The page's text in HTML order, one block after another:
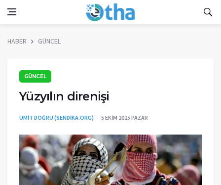
HABER GÜNCEL
GÜNCEL
Yüzyılın direnişi
ÜMİT DOĞRU (SENDIKA.ORG) 5 EKIM 2025 PAZAR